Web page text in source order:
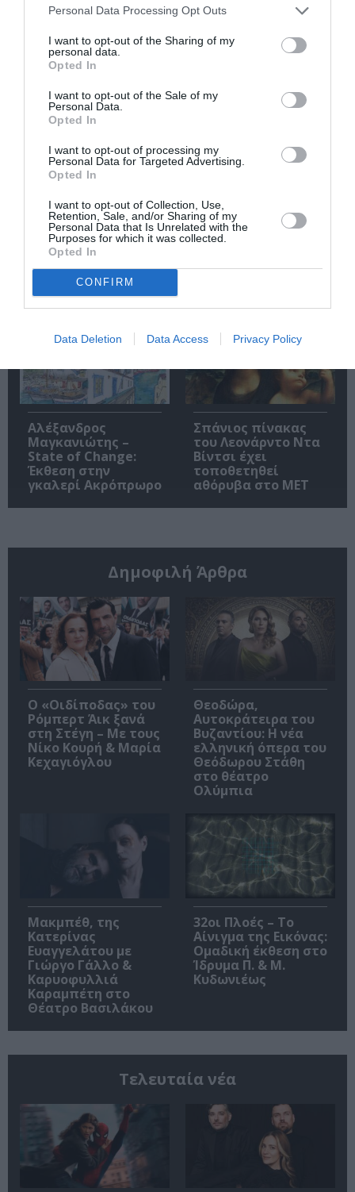
Personal Data Processing Opt Outs
I want to opt-out of the Sharing of my
personal data.
Opted In
I want to opt-out of the Sale of my
Personal Data.
Opted In
I want to opt-out of processing my
Personal Data for Targeted Advertising.
Opted In
I want to opt-out of Collection, Use,
Retention, Sale, and/or Sharing of my
Personal Data that Is Unrelated with the
Purposes for which it was collected.
Opted In
CONFIRM
Data Deletion Data Access Privacy Policy
Σαρωνίς Βατικιώτη
Γκάτσου –
Διαφάνειες Ζωής:
Έκθεση στο Katheti
Summer 2026
Απόστολος
Χαντζαράς –
«Κλεμμένος
“Beauty and Blue”:
Αλέξανδρος
Μαγκανιώτης –
State of Change:
Έκθεση στην
γκαλερί Ακρόπρωρο
Σπάνιος πίνακας
του Λεονάρντο Ντα
Βίντσι έχει
τοποθετηθεί
αθόρυβα στο MET
Δημοφιλή Άρθρα
O «Οιδίποδας» του
Ρόμπερτ Άικ ξανά
στη Στέγη – Με τους
Νίκο Κουρή & Μαρία
Κεχαγιόγλου
Θεοδώρα,
Αυτοκράτειρα του
Βυζαντίου: Η νέα
ελληνική όπερα του
Θεόδωρου Στάθη
στο θέατρο
Ολύμπια
Μακμπέθ, της
Κατερίνας
Ευαγγελάτου με
Γιώργο Γάλλο &
Καρυοφυλλιά
Καραμπέτη στο
Θέατρο Βασιλάκου
32οι Πλοές – Το
Αίνιγμα της Εικόνας:
Ομαδική έκθεση στο
Ίδρυμα Π. & Μ.
Κυδωνιέως
Τελευταία νέα